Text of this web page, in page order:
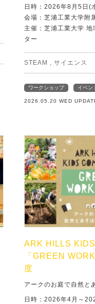
日時：2026年8月5日(
会場：芝浦工業大学附
主催：芝浦工業大学
ター
STEAM サイエンス
ワークショップ イベン
2026.05.20 WED
ARK HILLS
「GREEN
度
アークのお庭で自然と
日時：2026年4月～